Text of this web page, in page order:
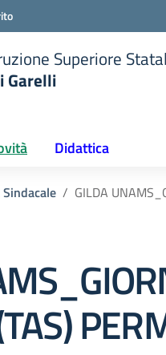
Superiore
Garelli
Didattica
Sindacale GILDA